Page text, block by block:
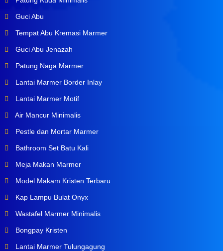
Guci Abu
Tempat Abu Kremasi Marmer
Guci Abu Jenazah
Patung Naga Marmer
Lantai Marmer Border Inlay
Lantai Marmer Motif
Air Mancur Minimalis
Pestle dan Mortar Marmer
Bathroom Set Batu Kali
Meja Makan Marmer
Model Makam Kristen Terbaru
Kap Lampu Bulat Onyx
Wastafel Marmer Minimalis
Bongpay Kristen
Lantai Marmer Tulungagung